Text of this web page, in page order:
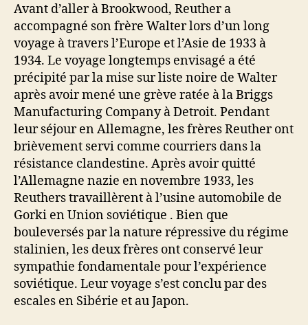
Avant d’aller à Brookwood, Reuther a
accompagné son frère Walter lors d’un long
voyage à travers l’Europe et l’Asie de 1933 à
1934. Le voyage longtemps envisagé a été
précipité par la mise sur liste noire de Walter
après avoir mené une grève ratée à la Briggs
Manufacturing Company à Detroit. Pendant
leur séjour en Allemagne, les frères Reuther ont
brièvement servi comme courriers dans la
résistance clandestine. Après avoir quitté
l’Allemagne nazie en novembre 1933, les
Reuthers travaillèrent à l’usine automobile de
Gorki en Union soviétique . Bien que
bouleversés par la nature répressive du régime
stalinien, les deux frères ont conservé leur
sympathie fondamentale pour l’expérience
soviétique. Leur voyage s’est conclu par des
escales en Sibérie et au Japon.